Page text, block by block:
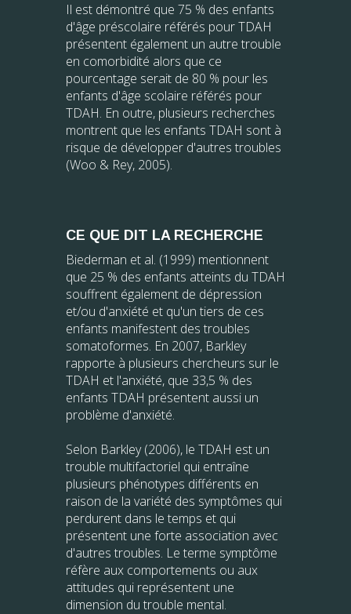
Il est démontré que 75 % des enfants
d'âge préscolaire référés pour TDAH
présentent également un autre trouble
en comorbidité alors que ce
pourcentage serait de 80 % pour les
enfants d'âge scolaire référés pour
TDAH. En outre, plusieurs recherches
montrent que les enfants TDAH sont à
risque de développer d'autres troubles
(Woo & Rey, 2005).
CE QUE DIT LA RECHERCHE
Biederman et al. (1999) mentionnent
que 25 % des enfants atteints du TDAH
souffrent également de dépression
et/ou d'anxiété et qu'un tiers de ces
enfants manifestent des troubles
somatoformes. En 2007, Barkley
rapporte à plusieurs chercheurs sur le
TDAH et l'anxiété, que 33,5 % des
enfants TDAH présentent aussi un
problème d'anxiété.
Selon Barkley (2006), le TDAH est un
trouble multifactoriel qui entraîne
plusieurs phénotypes différents en
raison de la variété des symptômes qui
perdurent dans le temps et qui
présentent une forte association avec
d'autres troubles. Le terme symptôme
réfère aux comportements ou aux
attitudes qui représentent une
dimension du trouble mental.